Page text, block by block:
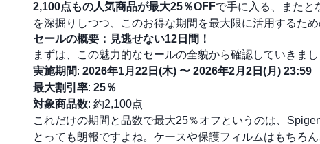
2,100点もの人気商品が最大25％OFFで手に入る、またと
を深掘りしつつ、このお得な期間を最大限に活用するた
セールの概要：見逃せない12日間！
まずは、この魅力的なセールの全貌から確認していきまし
実施期間: 2026年1月22日(木) 〜 2026年2月2日(月) 23:59
最大割引率: 25％
対象商品数: 約2,100点
これだけの期間と品数で最大25％オフというのは、
とっても朗報ですよね。ケースや保護フィルムはもちろ